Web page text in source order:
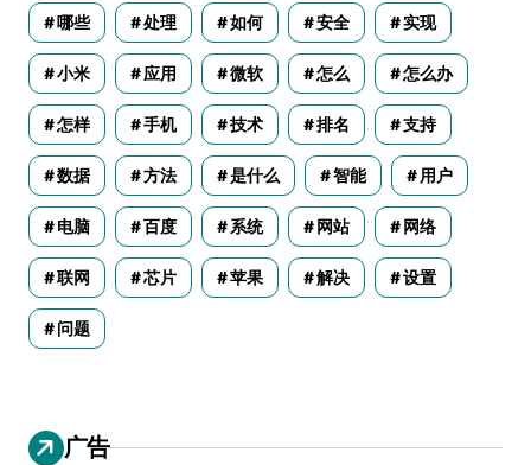
哪些 处理 如何 安全 实现
小米 应用 微软 怎么 怎么办
怎样 手机 技术 排名 支持
数据 方法 是什么 智能 用户
电脑 百度 系统 网站 网络
联网 芯片 苹果 解决 设置
问题
广告